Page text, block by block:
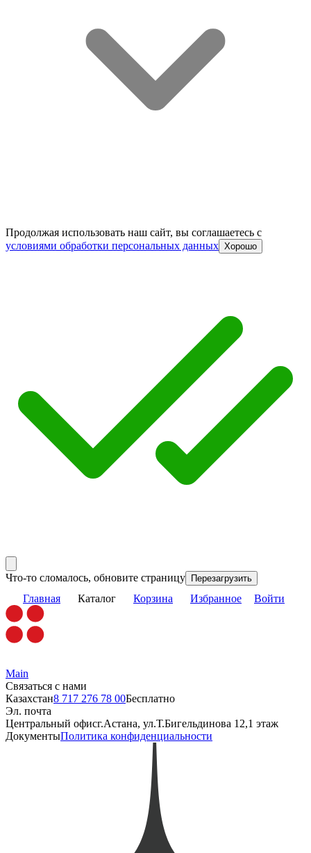
Продолжая использовать наш сайт, вы соглашаетесь c
условиями обработки персональных данных Хорошо
Что-то сломалось, обновите страницу Перезагрузить
Главная Каталог Корзина Избранное Войти
Main
Связаться с нами
Казахстан8 717 276 78 00Бесплатно
Эл. почта
Центральный офисг.Астана, ул.Т.Бигельдинова 12,1 этаж
ДокументыПолитика конфиденциальности